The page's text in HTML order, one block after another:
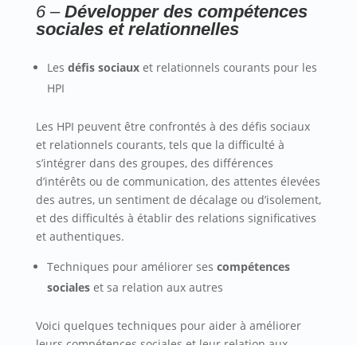
6 – Développer des compétences
sociales et relationnelles
Les défis sociauxet relationnels courants pour les
HPI
Les HPI peuvent être confrontés à des défis sociaux
et relationnels courants, tels que la difficulté à
s’intégrer dans des groupes, des différences
d’intérêts ou de communication, des attentes élevées
des autres, un sentiment de décalage ou d’isolement,
et des difficultés à établir des relations significatives
et authentiques.
Techniques pour améliorer ses compétences
socialeset sa relation aux autres
Voici quelques techniques pour aider à améliorer